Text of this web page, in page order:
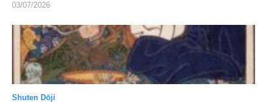
03/07/2026
Shuten Dōji